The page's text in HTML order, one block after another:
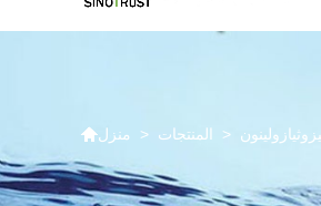
منزل > المنتجات >